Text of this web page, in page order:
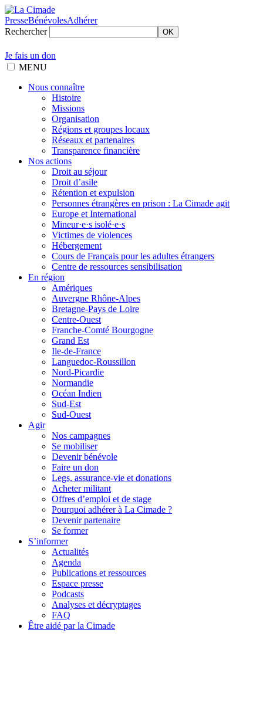
PresseBénévolesAdhérer
Rechercher
OK
Je fais un don
MENU
Nous connaître
Histoire
Missions
Organisation
Régions et groupes locaux
Réseaux et partenaires
Transparence financière
Nos actions
Droit au séjour
Droit d’asile
Rétention et expulsion
Personnes étrangères en prison : La Cimade agit
Europe et International
Mineur·e·s isolé·e·s
Victimes de violences
Hébergement
Cours de Français pour les adultes étrangers
Centre de ressources sensibilisation
En région
Amériques
Auvergne Rhône-Alpes
Bretagne-Pays de Loire
Centre-Ouest
Franche-Comté Bourgogne
Grand Est
Ile-de-France
Languedoc-Roussillon
Nord-Picardie
Normandie
Océan Indien
Sud-Est
Sud-Ouest
Agir
Nos campagnes
Se mobiliser
Devenir bénévole
Faire un don
Legs, assurance-vie et donations
Acheter militant
Offres d’emploi et de stage
Pourquoi adhérer à La Cimade ?
Devenir partenaire
Se former
S’informer
Actualités
Agenda
Publications et ressources
Espace presse
Podcasts
Analyses et décryptages
FAQ
Être aidé par la Cimade